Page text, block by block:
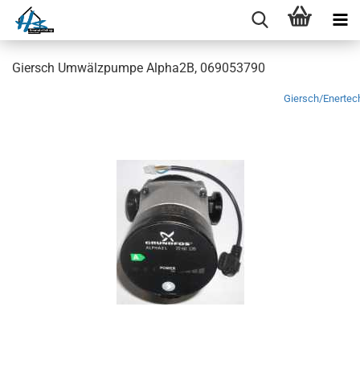
Giersch Umwälzpumpe Alpha2B, 069053790
Giersch/